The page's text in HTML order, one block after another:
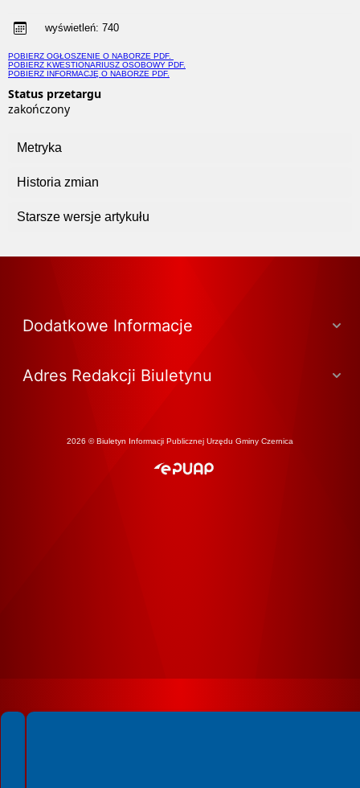
wyświetleń: 740
POBIERZ OGŁOSZENIE O NABORZE PDF.
POBIERZ KWESTIONARIUSZ OSOBOWY PDF.
POBIERZ INFORMACJĘ O NABORZE PDF.
Status przetargu
zakończony
Metryka
Historia zmian
Starsze wersje artykułu
Dodatkowe Informacje
Adres Redakcji Biuletynu
2026 © Biuletyn Informacji Publicznej Urzędu Gminy Czernica
Spełniamy standardy WCAG 2.2
Spełniamy standardy W3C